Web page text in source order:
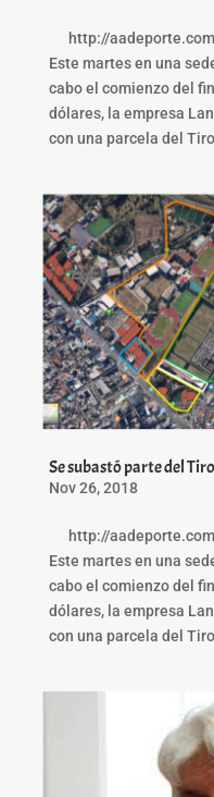
http://
Este martes en una
cabo el comienzo del
dólares, la empresa
con una parcela del
Se subastó parte del
Nov 26, 2018
http://
Este martes en una
cabo el comienzo del
dólares, la empresa
con una parcela del